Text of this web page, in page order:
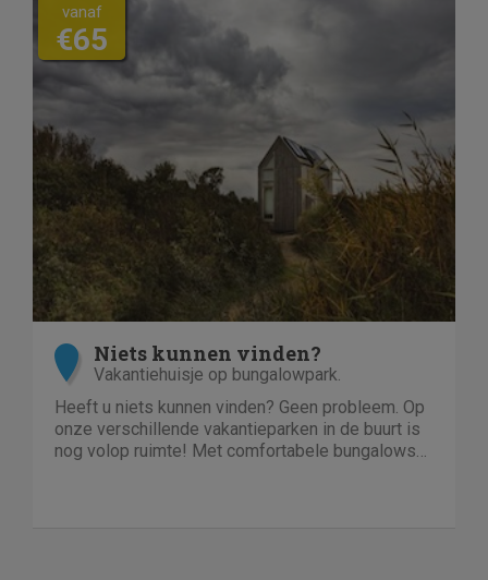
vanaf
€65
Niets kunnen vinden?
Vakantiehuisje op bungalowpark.
Heeft u niets kunnen vinden? Geen probleem. Op
onze verschillende vakantieparken in de buurt is
nog volop ruimte! Met comfortabele bungalows